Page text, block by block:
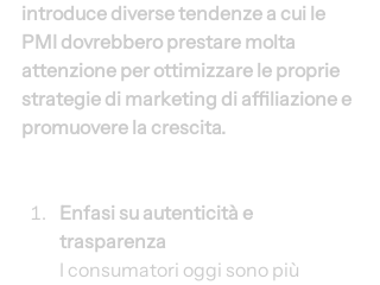
introduce diverse tendenze a cui le
PMI dovrebbero prestare molta
attenzione per ottimizzare le proprie
strategie di marketing di affiliazione e
promuovere la crescita.
Enfasi su autenticità e
trasparenza
I consumatori oggi sono più